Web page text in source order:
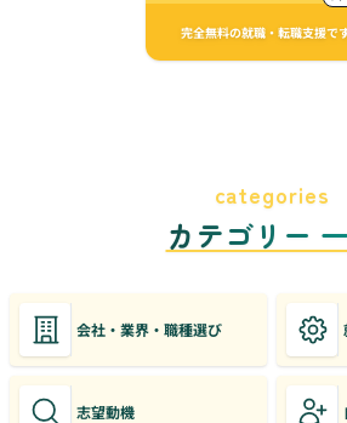
完全無料の就職・転職支援です
categories
カテゴリー
会社・業界・職種選び
志望動機